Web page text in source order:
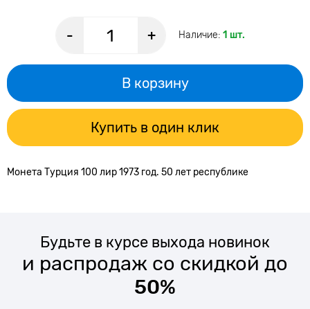
- + Наличие: 1 шт.
В корзину
Купить в один клик
Монета Турция 100 лир 1973 год. 50 лет республике
Будьте в курсе выхода новинок
и распродаж со скидкой до
50%